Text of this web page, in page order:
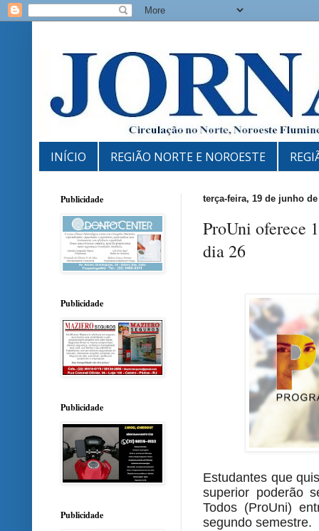
INÍCIO REGIÃO NORTE E NOROESTE
terça-feira, 19 de junho de
ProUni oferece
dia 26
Estudantes que
superior poderão
Todos (ProUni)
segundo semestre.
Publicidade
Publicidade
Publicidade
Publicidade